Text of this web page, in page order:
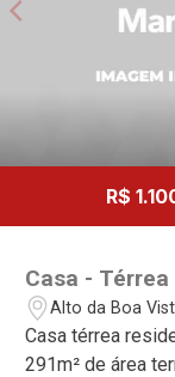
R$
Casa -
Alto da Boa
Casa térrea
291m² de área